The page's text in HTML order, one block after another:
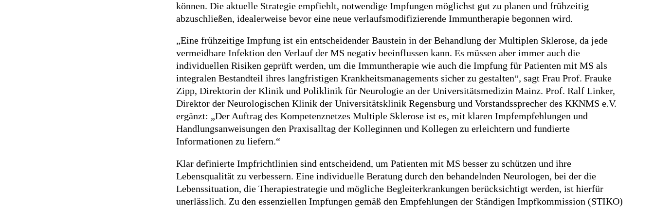
können. Die aktuelle Strategie empfiehlt, notwendige Impfungen möglichst gut zu planen und frühzeitig
abzuschließen, idealerweise bevor eine neue verlaufsmodifizierende Immuntherapie begonnen wird.
„Eine frühzeitige Impfung ist ein entscheidender Baustein in der Behandlung der Multiplen Sklerose, da jede
vermeidbare Infektion den Verlauf der MS negativ beeinflussen kann. Es müssen aber immer auch die
individuellen Risiken geprüft werden, um die Immuntherapie wie auch die Impfung für Patienten mit MS als
integralen Bestandteil ihres langfristigen Krankheitsmanagements sicher zu gestalten“, sagt Frau Prof. Frauke
Zipp, Direktorin der Klinik und Poliklinik für Neurologie an der Universitätsmedizin Mainz. Prof. Ralf Linker,
Direktor der Neurologischen Klinik der Universitätsklinik Regensburg und Vorstandssprecher des KKNMS e.V.
ergänzt: „Der Auftrag des Kompetenznetzes Multiple Sklerose ist es, mit klaren Impfempfehlungen und
Handlungsanweisungen den Praxisalltag der Kolleginnen und Kollegen zu erleichtern und fundierte
Informationen zu liefern.“
Klar definierte Impfrichtlinien sind entscheidend, um Patienten mit MS besser zu schützen und ihre
Lebensqualität zu verbessern. Eine individuelle Beratung durch den behandelnden Neurologen, bei der die
Lebenssituation, die Therapiestrategie und mögliche Begleiterkrankungen berücksichtigt werden, ist hierfür
unerlässlich. Zu den essenziellen Impfungen gemäß den Empfehlungen der Ständigen Impfkommission (STIKO)